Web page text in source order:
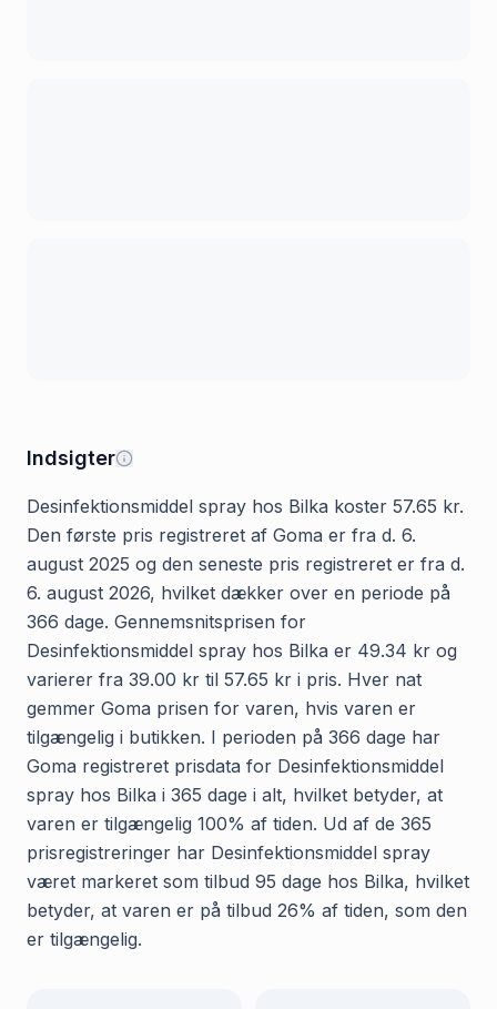
Indsigter
Desinfektionsmiddel spray hos Bilka koster 57.65 kr.
Den første pris registreret af Goma er fra d. 6.
august 2025 og den seneste pris registreret er fra d.
6. august 2026, hvilket dækker over en periode på
366 dage. Gennemsnitsprisen for
Desinfektionsmiddel spray hos Bilka er 49.34 kr og
varierer fra 39.00 kr til 57.65 kr i pris. Hver nat
gemmer Goma prisen for varen, hvis varen er
tilgængelig i butikken. I perioden på 366 dage har
Goma registreret prisdata for Desinfektionsmiddel
spray hos Bilka i 365 dage i alt, hvilket betyder, at
varen er tilgængelig 100% af tiden. Ud af de 365
prisregistreringer har Desinfektionsmiddel spray
været markeret som tilbud 95 dage hos Bilka, hvilket
betyder, at varen er på tilbud 26% af tiden, som den
er tilgængelig.